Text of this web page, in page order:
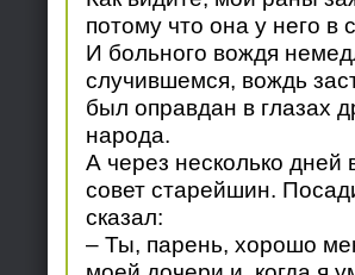
потому что она у него в
И больного вождя
случившемся, вождь
был оправдан в глазах
народа.
А через несколько
совет старейшин.
сказал:
– Ты, парень, хорошо